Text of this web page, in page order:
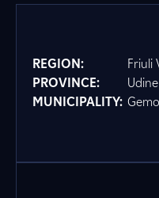
REGION:
Friuli
PROVINCE:
Udine
MUNICIPALITY: